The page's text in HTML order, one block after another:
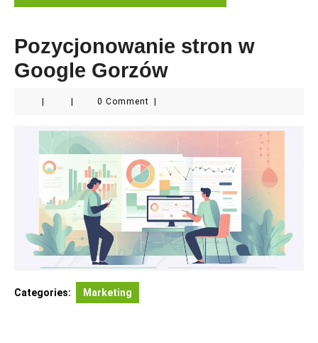
Pozycjonowanie stron w
Google Gorzów
0 Comment
Categories: Marketing